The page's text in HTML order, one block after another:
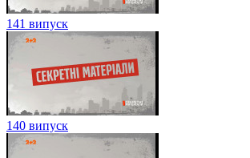
141 випуск
140 випуск